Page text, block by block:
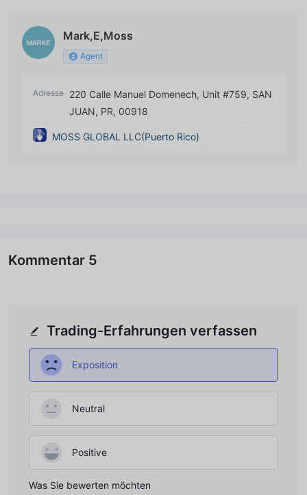
Mark,E,Moss
Agent
Adresse 220 Calle Manuel Domenech, Unit #759, SAN
JUAN, PR, 00918
MOSS GLOBAL LLC(Puerto Rico)
Trading-Erfahrungen verfassen
Exposition
Neutral
Positive
Was Sie bewerten möchten
Kommentar 5